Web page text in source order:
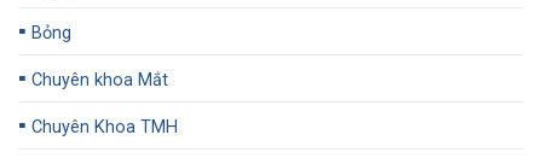
▪️ Bỏng
▪️ Chuyên khoa Mắt
▪️ Chuyên Khoa TMH